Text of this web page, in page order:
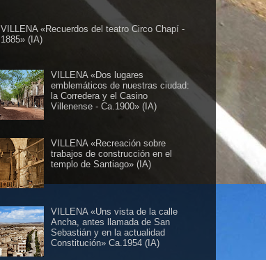
VILLENA «Recuerdos del teatro Circo Chapí -
1885» (IA)
VILLENA «Dos lugares
emblemáticos de nuestras ciudad:
la Corredera y el Casino
Villenense - Ca.1900» (IA)
VILLENA «Recreación sobre
trabajos de construcción en el
templo de Santiago» (IA)
VILLENA «Uns vista de la calle
Ancha, antes llamada de San
Sebastián y en la actualidad
Constitución» Ca.1954 (IA)